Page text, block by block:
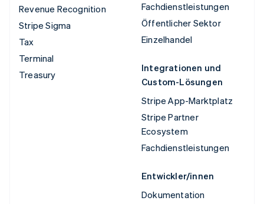
Revenue Recognition
Stripe Sigma
Tax
Terminal
Treasury
Fachdienstleistungen
Öffentlicher Sektor
Einzelhandel
Integrationen und
Custom-Lösungen
Stripe App-Marktplatz
Stripe Partner
Ecosystem
Fachdienstleistungen
Entwickler/innen
Dokumentation